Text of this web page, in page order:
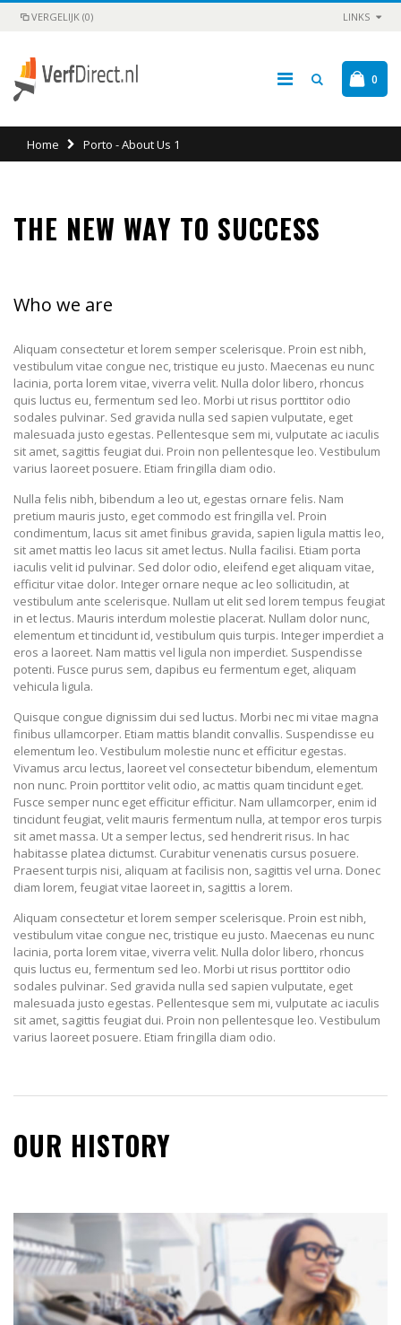
VERGELIJK (0) LINKS
0
Home Porto - About Us 1
THE NEW WAY TO SUCCESS
Who we are
Aliquam consectetur et lorem semper scelerisque. Proin est nibh,
vestibulum vitae congue nec, tristique eu justo. Maecenas eu nunc
lacinia, porta lorem vitae, viverra velit. Nulla dolor libero, rhoncus
quis luctus eu, fermentum sed leo. Morbi ut risus porttitor odio
sodales pulvinar. Sed gravida nulla sed sapien vulputate, eget
malesuada justo egestas. Pellentesque sem mi, vulputate ac iaculis
sit amet, sagittis feugiat dui. Proin non pellentesque leo. Vestibulum
varius laoreet posuere. Etiam fringilla diam odio.
Nulla felis nibh, bibendum a leo ut, egestas ornare felis. Nam
pretium mauris justo, eget commodo est fringilla vel. Proin
condimentum, lacus sit amet finibus gravida, sapien ligula mattis leo,
sit amet mattis leo lacus sit amet lectus. Nulla facilisi. Etiam porta
iaculis velit id pulvinar. Sed dolor odio, eleifend eget aliquam vitae,
efficitur vitae dolor. Integer ornare neque ac leo sollicitudin, at
vestibulum ante scelerisque. Nullam ut elit sed lorem tempus feugiat
in et lectus. Mauris interdum molestie placerat. Nullam dolor nunc,
elementum et tincidunt id, vestibulum quis turpis. Integer imperdiet a
eros a laoreet. Nam mattis vel ligula non imperdiet. Suspendisse
potenti. Fusce purus sem, dapibus eu fermentum eget, aliquam
vehicula ligula.
Quisque congue dignissim dui sed luctus. Morbi nec mi vitae magna
finibus ullamcorper. Etiam mattis blandit convallis. Suspendisse eu
elementum leo. Vestibulum molestie nunc et efficitur egestas.
Vivamus arcu lectus, laoreet vel consectetur bibendum, elementum
non nunc. Proin porttitor velit odio, ac mattis quam tincidunt eget.
Fusce semper nunc eget efficitur efficitur. Nam ullamcorper, enim id
tincidunt feugiat, velit mauris fermentum nulla, at tempor eros turpis
sit amet massa. Ut a semper lectus, sed hendrerit risus. In hac
habitasse platea dictumst. Curabitur venenatis cursus posuere.
Praesent turpis nisi, aliquam at facilisis non, sagittis vel urna. Donec
diam lorem, feugiat vitae laoreet in, sagittis a lorem.
Aliquam consectetur et lorem semper scelerisque. Proin est nibh,
vestibulum vitae congue nec, tristique eu justo. Maecenas eu nunc
lacinia, porta lorem vitae, viverra velit. Nulla dolor libero, rhoncus
quis luctus eu, fermentum sed leo. Morbi ut risus porttitor odio
sodales pulvinar. Sed gravida nulla sed sapien vulputate, eget
malesuada justo egestas. Pellentesque sem mi, vulputate ac iaculis
sit amet, sagittis feugiat dui. Proin non pellentesque leo. Vestibulum
varius laoreet posuere. Etiam fringilla diam odio.
OUR HISTORY